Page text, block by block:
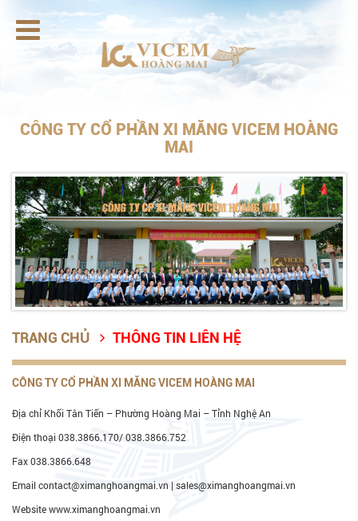

CÔNG TY CỔ PHẦN XI MĂNG VICEM HOÀNG
MAI
TRANG CHỦ  THÔNG TIN LIÊN HỆ
CÔNG TY CỔ PHẦN XI MĂNG VICEM HOÀNG MAI
Địa chỉ Khối Tân Tiến – Phường Hoàng Mai – Tỉnh Nghệ An
Điện thoại 038.3866.170/ 038.3866.752
Fax 038.3866.648
Email contact@ximanghoangmai.vn | sales@ximanghoangmai.vn
Website www.ximanghoangmai.vn